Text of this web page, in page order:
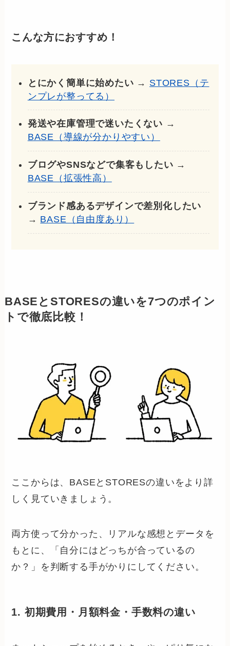
こんな方におすすめ！
とにかく簡単に始めたい → STORES（テ
ンプレが整ってる）
発送や在庫管理で迷いたくない →
BASE（導線が分かりやすい）
ブログやSNSなどで集客もしたい →
BASE（拡張性高）
ブランド感あるデザインで差別化したい
→ BASE（自由度あり）
BASEとSTORESの違いを7つのポイン
トで徹底比較！
ここからは、BASEとSTORESの違いをより詳
しく見ていきましょう。
両方使って分かった、リアルな感想とデータを
もとに、「自分にはどっちが合っているの
か？」を判断する手がかりにしてください。
1. 初期費用・月額料金・手数料の違い